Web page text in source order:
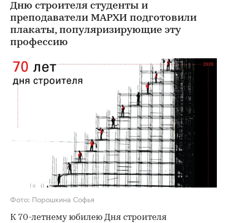
Дню строителя студенты и
преподаватели МАРХИ подготовили
плакаты, популяризирующие эту
профессию
Фото: Порошкина Софья
К 70-летнему юбилею Дня строителя